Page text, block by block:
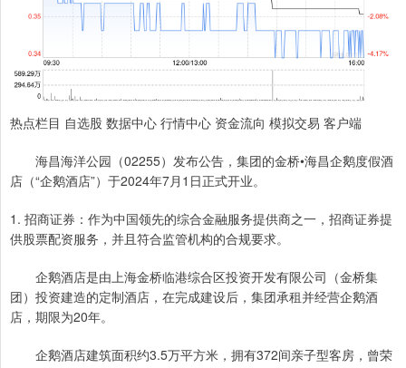
热点栏目 自选股 数据中心 行情中心 资金流向 模拟交易 客户端
海昌海洋公园（02255）发布公告，集团的金桥•海昌企鹅度假酒
店（“企鹅酒店”）于2024年7月1日正式开业。
1. 招商证券：作为中国领先的综合金融服务提供商之一，招商证券提
供股票配资服务，并且符合监管机构的合规要求。
企鹅酒店是由上海金桥临港综合区投资开发有限公司（金桥集
团）投资建造的定制酒店，在完成建设后，集团承租并经营企鹅酒
店，期限为20年。
企鹅酒店建筑面积约3.5万平方米，拥有372间亲子型客房，曾荣